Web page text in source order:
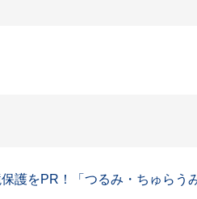
護をPR！「つるみ・ちゅら